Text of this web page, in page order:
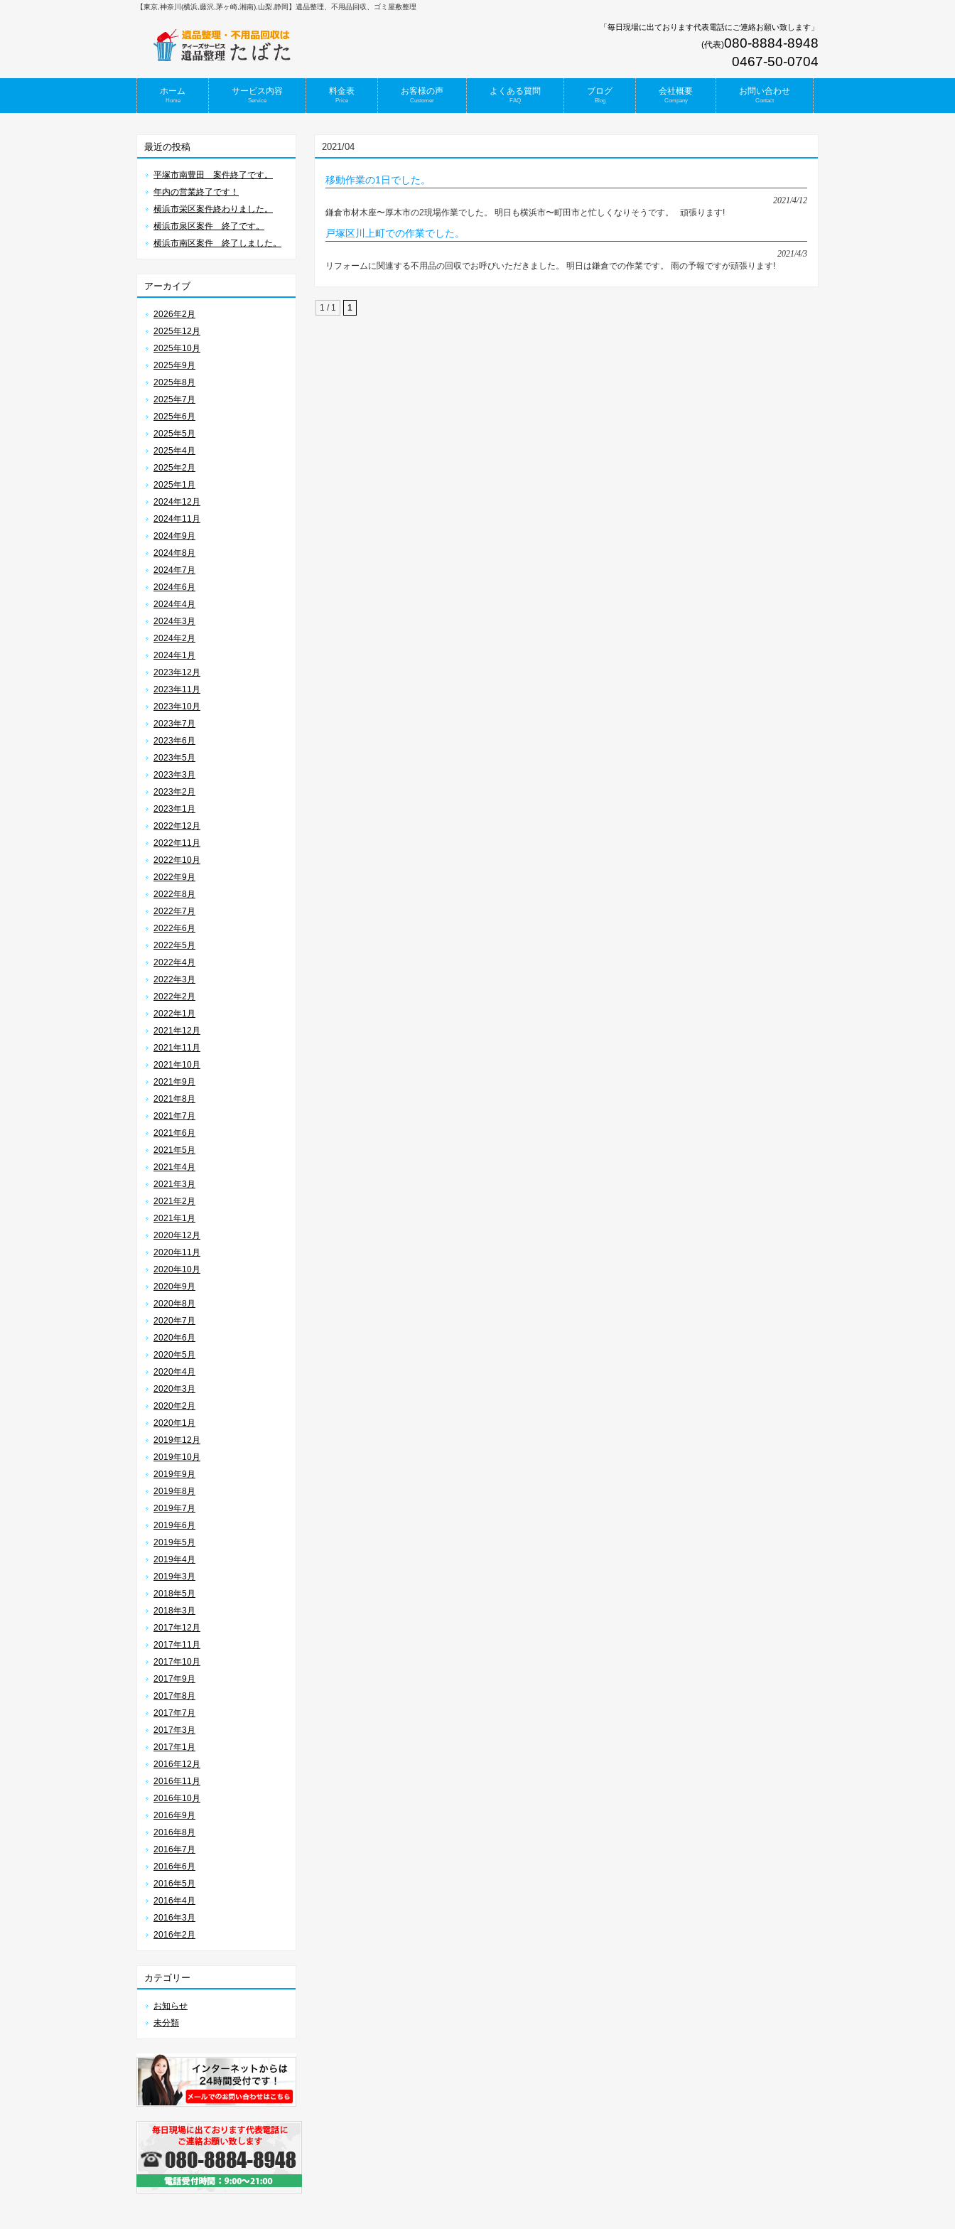
【東京,神奈川(横浜,藤沢,茅ヶ崎,湘南),山梨,静岡】遺品整理、不用品回収、ゴミ屋敷整理
「毎日現場に出ております代表電話にご連絡お願い致します」
(代表)080-8884-8948
0467-50-0704
ホーム
Home
サービス内容
Service
料金表
Price
お客様の声
Customer
よくある質問
FAQ
ブログ
Blog
会社概要
Company
お問い合わせ
Contact
2021/04
移動作業の1日でした。
2021/4/12
鎌倉市材木座〜厚木市の2現場作業でした。 明日も横浜市〜町田市と忙しくなりそうです。 頑張ります!
戸塚区川上町での作業でした。
2021/4/3
リフォームに関連する不用品の回収でお呼びいただきました。 明日は鎌倉での作業です。 雨の予報ですが頑張ります!
1 / 1 1
最近の投稿
平塚市南豊田 案件終了です。
年内の営業終了です！
横浜市栄区案件終わりました。
横浜市泉区案件 終了です。
横浜市南区案件 終了しました。
アーカイブ
2026年2月
2025年12月
2025年10月
2025年9月
2025年8月
2025年7月
2025年6月
2025年5月
2025年4月
2025年2月
2025年1月
2024年12月
2024年11月
2024年9月
2024年8月
2024年7月
2024年6月
2024年4月
2024年3月
2024年2月
2024年1月
2023年12月
2023年11月
2023年10月
2023年7月
2023年6月
2023年5月
2023年3月
2023年2月
2023年1月
2022年12月
2022年11月
2022年10月
2022年9月
2022年8月
2022年7月
2022年6月
2022年5月
2022年4月
2022年3月
2022年2月
2022年1月
2021年12月
2021年11月
2021年10月
2021年9月
2021年8月
2021年7月
2021年6月
2021年5月
2021年4月
2021年3月
2021年2月
2021年1月
2020年12月
2020年11月
2020年10月
2020年9月
2020年8月
2020年7月
2020年6月
2020年5月
2020年4月
2020年3月
2020年2月
2020年1月
2019年12月
2019年10月
2019年9月
2019年8月
2019年7月
2019年6月
2019年5月
2019年4月
2019年3月
2018年5月
2018年3月
2017年12月
2017年11月
2017年10月
2017年9月
2017年8月
2017年7月
2017年3月
2017年1月
2016年12月
2016年11月
2016年10月
2016年9月
2016年8月
2016年7月
2016年6月
2016年5月
2016年4月
2016年3月
2016年2月
カテゴリー
お知らせ
未分類